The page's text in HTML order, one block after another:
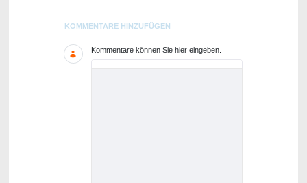
Blogs
KOMMENTARE HINZUFÜGEN
Kommentare können Sie hier eingeben.